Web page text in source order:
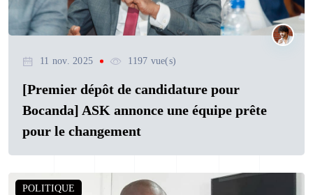
11 nov. 2025 1197 vue(s)
[Premier dépôt de candidature pour
Bocanda] ASK annonce une équipe prête
pour le changement
POLITIQUE